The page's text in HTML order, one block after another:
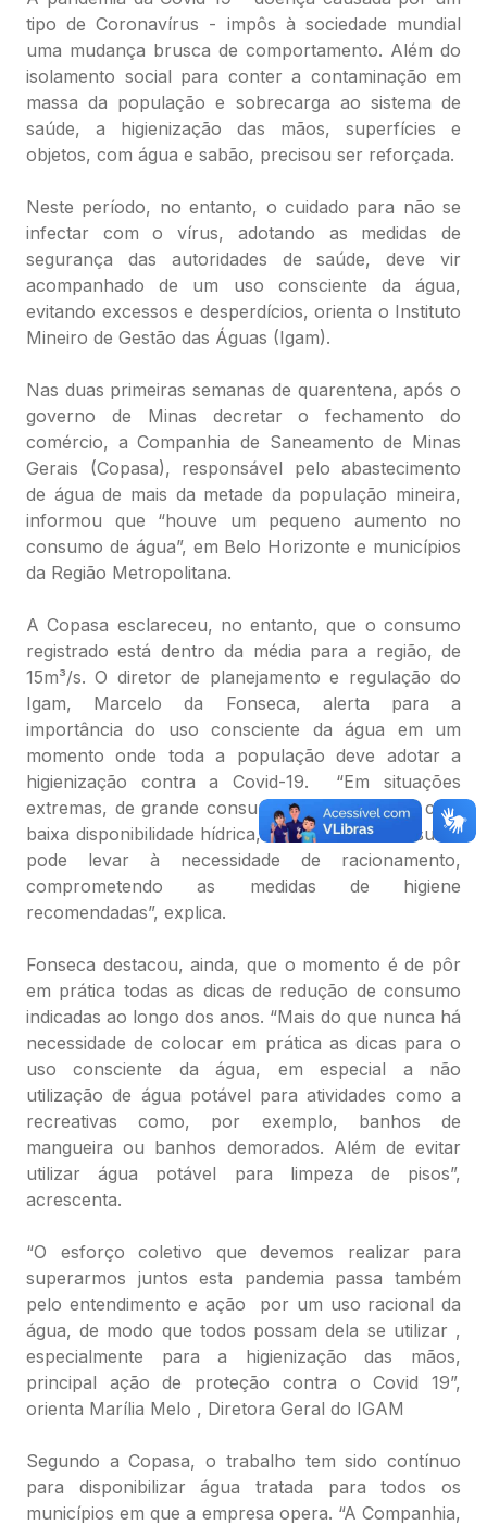
tipo de Coronavírus - impôs à sociedade mundial
uma mudança brusca de comportamento. Além do
isolamento social para conter a contaminação em
massa da população e sobrecarga ao sistema de
saúde, a higienização das mãos, superfícies e
objetos, com água e sabão, precisou ser reforçada.
Neste período, no entanto, o cuidado para não se
infectar com o vírus, adotando as medidas de
segurança das autoridades de saúde, deve vir
acompanhado de um uso consciente da água,
evitando excessos e desperdícios, orienta o Instituto
Mineiro de Gestão das Águas (Igam).
Nas duas primeiras semanas de quarentena, após o
governo de Minas decretar o fechamento do
comércio, a Companhia de Saneamento de Minas
Gerais (Copasa), responsável pelo abastecimento
de água de mais da metade da população mineira,
informou que “houve um pequeno aumento no
consumo de água”, em Belo Horizonte e municípios
da Região Metropolitana.
A Copasa esclareceu, no entanto, que o consumo
registrado está dentro da média para a região, de
15m³/s. O diretor de planejamento e regulação do
Igam, Marcelo da Fonseca, alerta para a
importância do uso consciente da água em um
momento onde toda a população deve adotar a
higienização contra a Covid-19. “Em situações
extremas, de grande consumo, ou em regiões com
baixa disponibilidade hídrica, o excesso de consumo
pode levar à necessidade de racionamento,
comprometendo as medidas de higiene
recomendadas”, explica.
Fonseca destacou, ainda, que o momento é de pôr
em prática todas as dicas de redução de consumo
indicadas ao longo dos anos. “Mais do que nunca há
necessidade de colocar em prática as dicas para o
uso consciente da água, em especial a não
utilização de água potável para atividades como a
recreativas como, por exemplo, banhos de
mangueira ou banhos demorados. Além de evitar
utilizar água potável para limpeza de pisos”,
acrescenta.
“O esforço coletivo que devemos realizar para
superarmos juntos esta pandemia passa também
pelo entendimento e ação por um uso racional da
água, de modo que todos possam dela se utilizar ,
especialmente para a higienização das mãos,
principal ação de proteção contra o Covid 19”,
orienta Marília Melo , Diretora Geral do IGAM
Segundo a Copasa, o trabalho tem sido contínuo
para disponibilizar água tratada para todos os
municípios em que a empresa opera. “A Companhia,